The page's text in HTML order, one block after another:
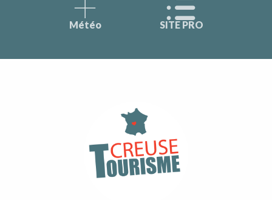
Météo SITE PRO